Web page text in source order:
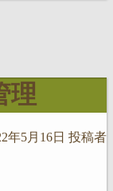
理
年5月16日 投稿者